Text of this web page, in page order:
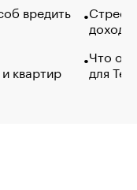
вредить
квартир
Что
для